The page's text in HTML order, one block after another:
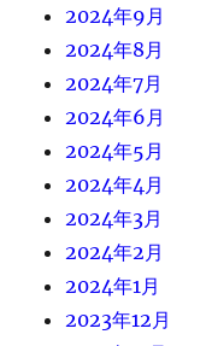
2024年9月
2024年8月
2024年7月
2024年6月
2024年5月
2024年4月
2024年3月
2024年2月
2024年1月
2023年12月